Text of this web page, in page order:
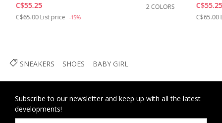
SNEAKERS SHOES BABY GIRL
C$55.25
2 COLORS
Price reduced from
C$65.00to
List price -15%
C$55.25
Price
C$65.00
Subscribe to our newsletter and keep up with all the latest
developments!